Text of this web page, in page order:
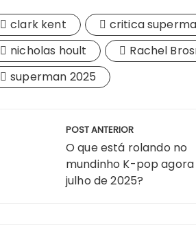
clark kent critica
nicholas hoult
Rachel
superman 2025
NavegaçãoPOST ANTERIOR
O que está rolando no
mundinho K-pop
julho de 2025?